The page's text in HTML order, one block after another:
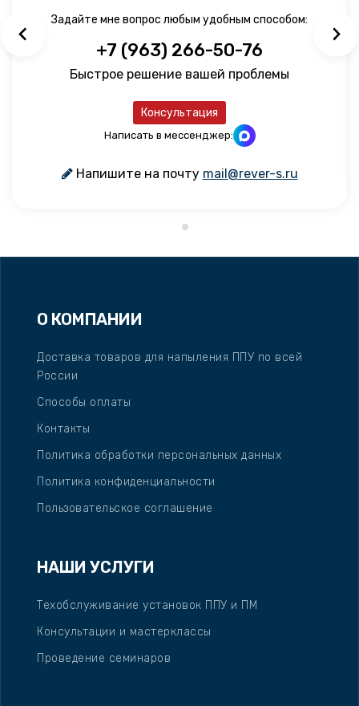
Задайте мне вопрос любым удобным способом:
+7 (963) 266-50-76
Быстрое решение вашей проблемы
Консультация
Написать в мессенджер:
Напишите на почту mail@rever-s.ru
О КОМПАНИИ
Доставка товаров для напыления ППУ по всей
России
Способы оплаты
Контакты
Политика обработки персональных данных
Политика конфиденциальности
Пользовательское соглашение
НАШИ УСЛУГИ
Техобслуживание установок ППУ и ПМ
Консультации и мастерклассы
Проведение семинаров